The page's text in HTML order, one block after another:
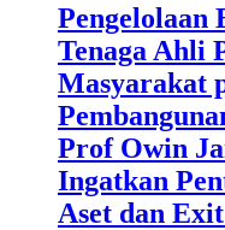
Tenaga Ahli
Masyarakat
Prof Owin
Ingatkan
Aset dan